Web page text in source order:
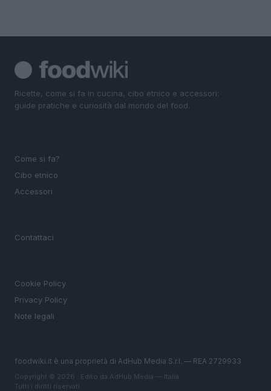
Ricette, come si fa in cucina, cibo etnico e accessori:
guide pratiche e curiosità dal mondo del food.
Come si fa?
Cibo etnico
Accessori
Contattaci
Cookie Policy
Privacy Policy
Note legali
foodwiki.it è una proprietà di AdHub Media S.r.l. — REA 2729933
Copyright © 2026 · Edito da AdHub Media — Italia
Tutti i diritti riservati